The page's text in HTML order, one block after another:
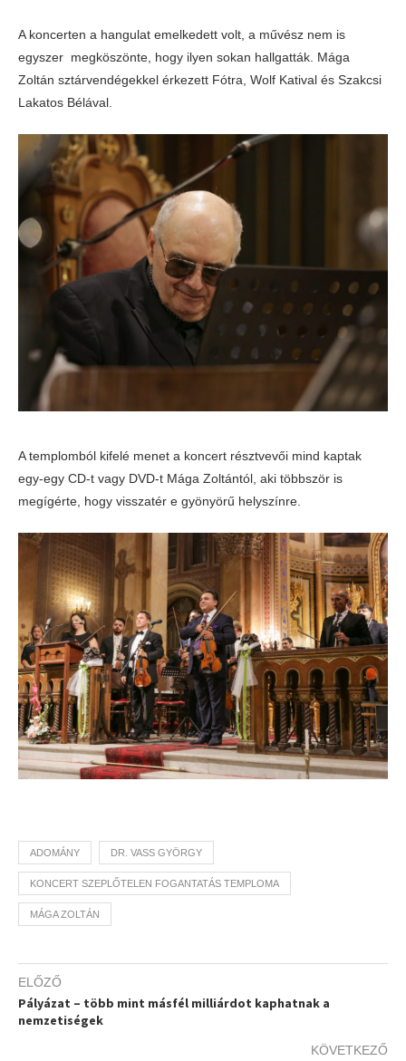
A koncerten a hangulat emelkedett volt, a művész nem is
egyszer megköszönte, hogy ilyen sokan hallgatták. Mága
Zoltán sztárvendégekkel érkezett Fótra, Wolf Katival és Szakcsi
Lakatos Bélával.
A templomból kifelé menet a koncert résztvevői mind kaptak
egy-egy CD-t vagy DVD-t Mága Zoltántól, aki többször is
megígérte, hogy visszatér e gyönyörű helyszínre.
ADOMÁNY DR. VASS GYÖRGY
KONCERT SZEPLŐTELEN FOGANTATÁS TEMPLOMA
MÁGA ZOLTÁN
ELŐZŐ
Pályázat – több mint másfél milliárdot kaphatnak a
nemzetiségek
KÖVETKEZŐ